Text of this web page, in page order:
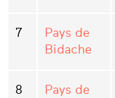
7
Pays de
Bidache
8
Pays de